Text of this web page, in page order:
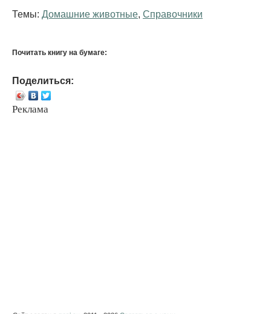
Темы: Домашние животные Справочники
Почитать книгу на бумаге:
Поделиться:
Реклама